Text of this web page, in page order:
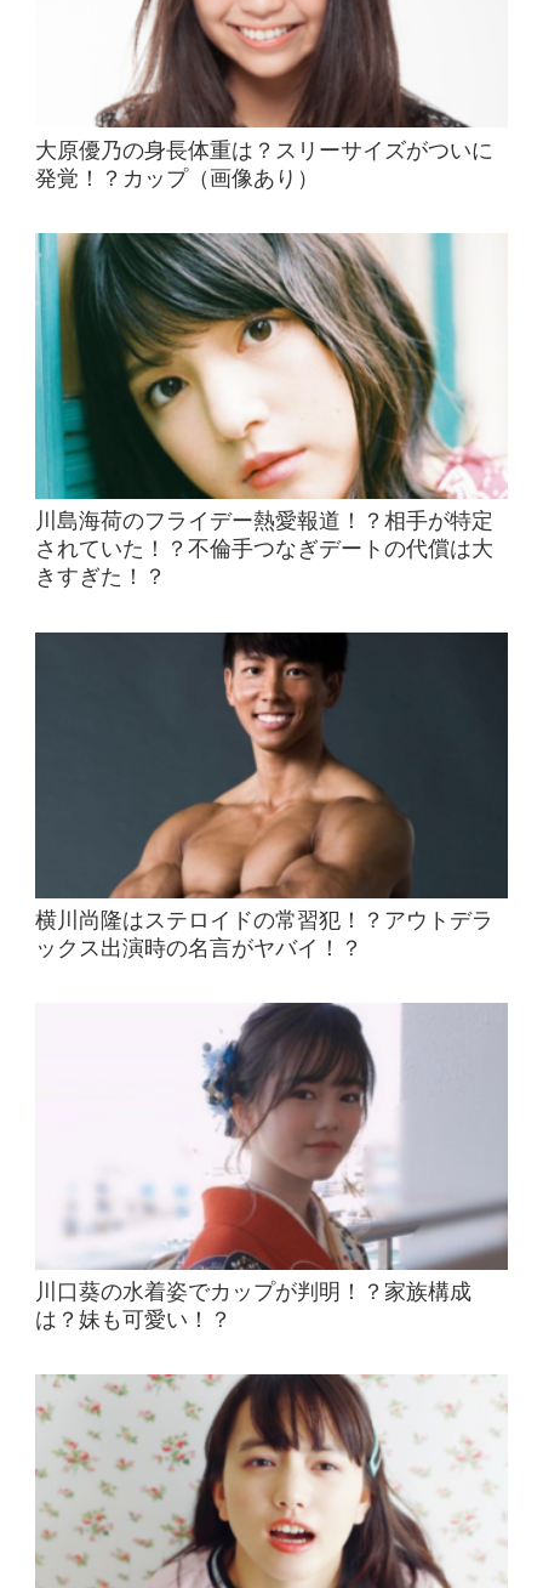
大原優乃の身長体重は？スリーサイズがついに
発覚！？カップ（画像あり）
川島海荷のフライデー熱愛報道！？相手が特定
されていた！？不倫手つなぎデートの代償は大
きすぎた！？
横川尚隆はステロイドの常習犯！？アウトデラ
ックス出演時の名言がヤバイ！？
川口葵の水着姿でカップが判明！？家族構成
は？妹も可愛い！？